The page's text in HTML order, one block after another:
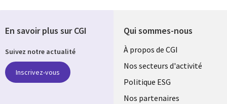
Qui sommes-nous
Useful
links
FRANCE
À propos de CGI
Nos secteurs d'activité
Politique ESG
Nos partenaires
En savoir plus sur CGI
Suivez notre actualité
Inscrivez-vous